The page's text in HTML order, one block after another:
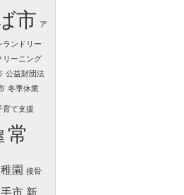
市 ア
ランドリー
リーニング
公益財団法
冬季休業
育て支援
常
園 接骨
市 新